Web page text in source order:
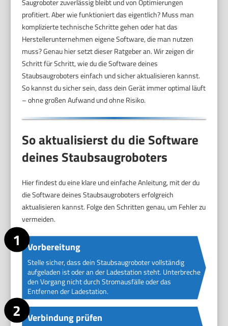
profitiert. Aber wie funktioniert das eigentlich? Muss man
komplizierte technische Schritte gehen oder hat das
Herstellerunternehmen eigene Software, die man nutzen
muss? Genau hier setzt dieser Ratgeber an. Wir zeigen dir
Schritt für Schritt, wie du die Software deines
Staubsaugroboters einfach und sicher aktualisieren kannst.
So kannst du sicher sein, dass dein Gerät immer optimal läuft
– ohne großen Aufwand und ohne Risiko.
So aktualisierst du die Software
deines Staubsaugroboters
Hier findest du eine klare und einfache Anleitung, mit der du
die Software deines Staubsaugroboters erfolgreich
aktualisieren kannst. Folge den Schritten genau, um Fehler zu
vermeiden.
Vorbereitung
Stelle sicher, dass dein Staubsaugroboter vollständig
aufgeladen ist oder an der Ladestation steht. Unterbreche
den Vorgang nicht durch Stromausfälle oder das
Entfernen der Ladestation.
Verbindung prüfen